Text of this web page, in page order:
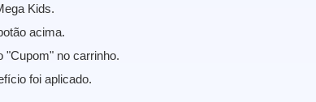
Kids.
acima.
"Cupom" no carrinho.
foi aplicado.